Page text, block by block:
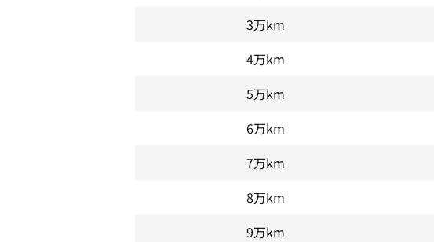
3万km
4万km
5万km
6万km
7万km
8万km
9万km